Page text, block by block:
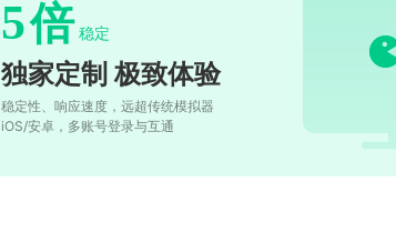
5倍 稳定
独家定制 极致体验
稳定性、响应速度，远超传统模拟器
iOS/安卓，多账号登录与互通